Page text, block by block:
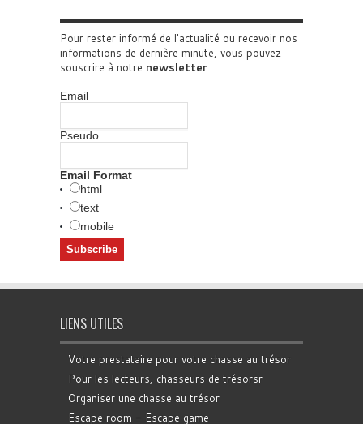
Pour rester informé de l'actualité ou recevoir nos
informations de dernière minute, vous pouvez
souscrire à notre newsletter.
Email
Pseudo
Email Format
html
text
mobile
LIENS UTILES
Votre prestataire pour votre chasse au trésor
Pour les lecteurs, chasseurs de trésorsr
Organiser une chasse au trésor
Escape room - Escape game